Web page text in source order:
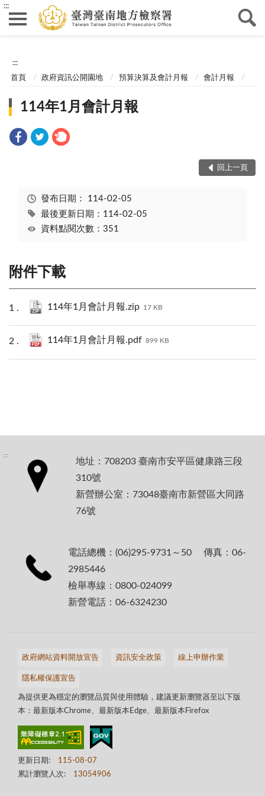
:::
:::
首頁 政府資訊公開園地 預算決算及會計月報 會計月報
114年1月會計月報
回上一頁
發布日期： 114-02-05
最後更新日期：114-02-05
資料點閱次數：351
附件下載
114年1月會計月報.zip 17 KB
114年1月會計月報.pdf 899 KB
:::
地址：708203 臺南市安平區健康路三段
310號
新營辦公室：73048臺南市新營區大同路
76號
電話總機：(06)295-9731～50 傳真：06-
2985446
檢舉專線：0800-024099
新營電話：06-6324230
政府網站資料開放宣告 資訊安全政策 線上申辦作業
隱私權保護宣告
為提供更為穩定的瀏覽品質與使用體驗，建議更新瀏覽器至以下版
本：最新版本Chrome、最新版本Edge、最新版本Firefox
更新日期:
115-08-07
累計瀏覽人次:
13054906